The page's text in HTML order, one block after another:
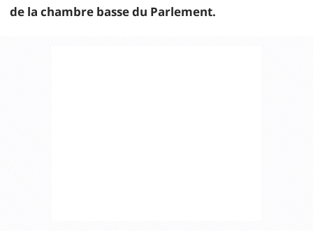
de la chambre basse du Parlement.